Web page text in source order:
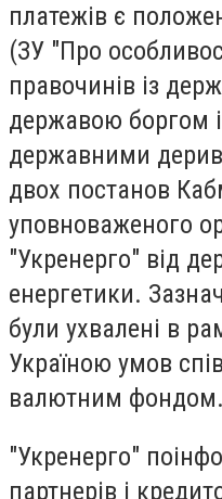
платежів є
(ЗУ "Про
правочинів із
державою боргом
державними
двох постанов
уповноваженого
"Укренерго" від
енергетики.
були ухвалені в
Україною умов
валютним фондом.
"Укренерго"
партнерів і